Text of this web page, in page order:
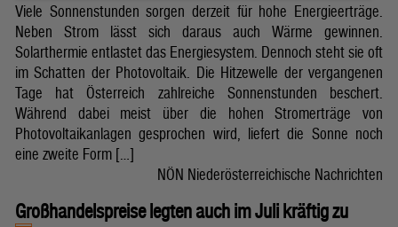
Viele Sonnenstunden sorgen derzeit für hohe Energieerträge.
Neben Strom lässt sich daraus auch Wärme gewinnen.
Solarthermie entlastet das Energiesystem. Dennoch steht sie oft
im Schatten der Photovoltaik. Die Hitzewelle der vergangenen
Tage hat Österreich zahlreiche Sonnenstunden beschert.
Während dabei meist über die hohen Stromerträge von
Photovoltaikanlagen gesprochen wird, liefert die Sonne noch
eine zweite Form […]
NÖN Niederösterreichische Nachrichten
Großhandelspreise legten auch im Juli kräftig zu